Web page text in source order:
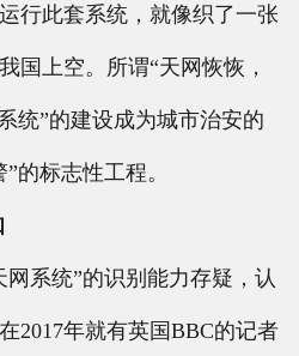
行此套系统，就像织了一张
国上空。所谓“天网恢恢，
统”的建设成为城市治安的
的标志性工程。
系统”的识别能力存疑，认
2017年就有英国BBC的记者